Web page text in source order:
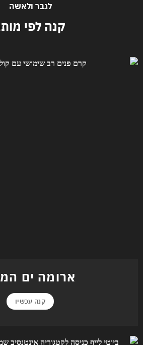
לגבר ולאשה
קנה לפי מותג
ארומה ים המלח
קנה עכשיו